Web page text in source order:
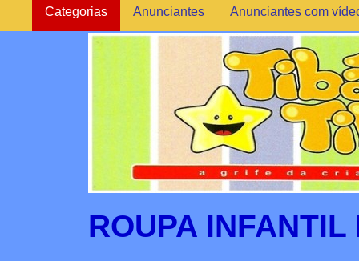
Categorias Anunciantes Anunciantes com
ROUPA